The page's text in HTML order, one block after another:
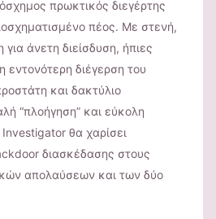
πρωκτικός διεγέρτης
πέος. Με στενή,
άνετη διείσδυση, ήπιες
εντονότερη διέγερση του
και δακτύλιο
“πλοήγηση” και εύκολη
θα χαρίσει
διασκέδασης στους
απολαύσεων και των δύο